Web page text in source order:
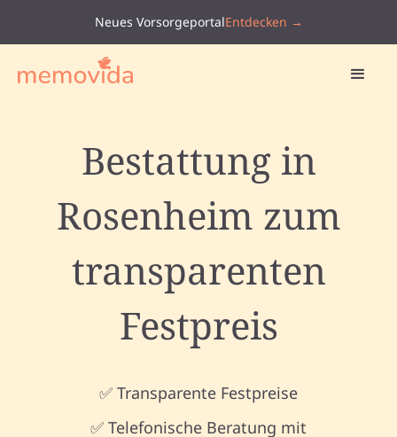
Neues VorsorgeportalEntdecken →
Bestattung in
Rosenheim zum
transparenten
Festpreis
✅ Transparente Festpreise
✅ Telefonische Beratung mit